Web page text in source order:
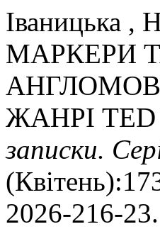
Іваницька
МАРКЕРИ
ЖАНРІ
записки.
2026-216-23.